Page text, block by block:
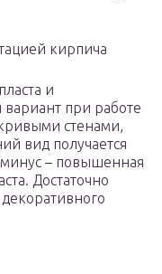
кирпича
и
вариант при работе
стенами,
вид получается
– повышенная
Достаточно